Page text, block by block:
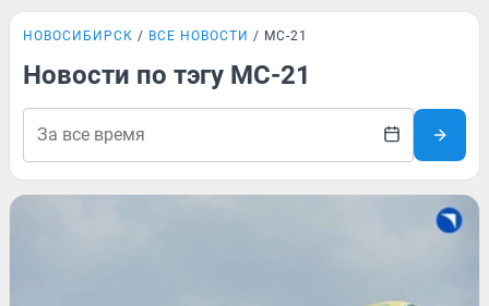
НОВОСИБИРСК ВСЕ НОВОСТИ МС-21
Новости по тэгу МС-21